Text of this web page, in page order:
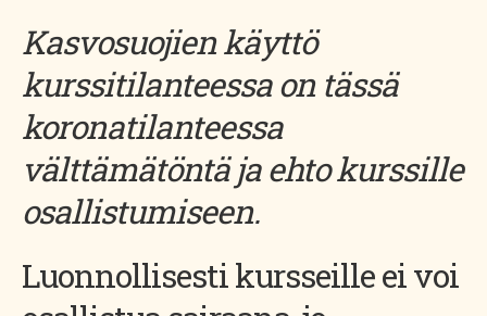
Kasvosuojien käyttö
kurssitilanteessa on tässä
koronatilanteessa
välttämätöntä ja ehto kurssille
osallistumiseen.
Luonnollisesti kursseille ei voi